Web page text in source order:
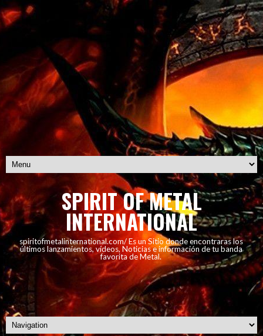
SPIRIT OF METAL
INTERNATIONAL
spiritofmetalinternational.com/ Es un Sitio donde encontraras los
últimos lanzamientos, vídeos, Noticias e información de tu banda
favorita de Metal.